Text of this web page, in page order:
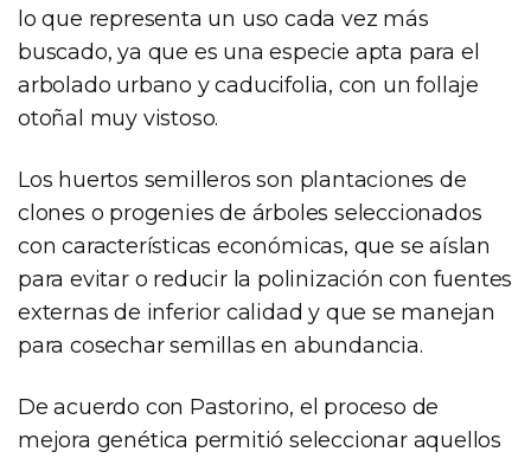
lo que representa un uso cada vez más
buscado, ya que es una especie apta para el
arbolado urbano y caducifolia, con un follaje
otoñal muy vistoso.
Los huertos semilleros son plantaciones de
clones o progenies de árboles seleccionados
con características económicas, que se aíslan
para evitar o reducir la polinización con fuentes
externas de inferior calidad y que se manejan
para cosechar semillas en abundancia.
De acuerdo con Pastorino, el proceso de
mejora genética permitió seleccionar aquellos